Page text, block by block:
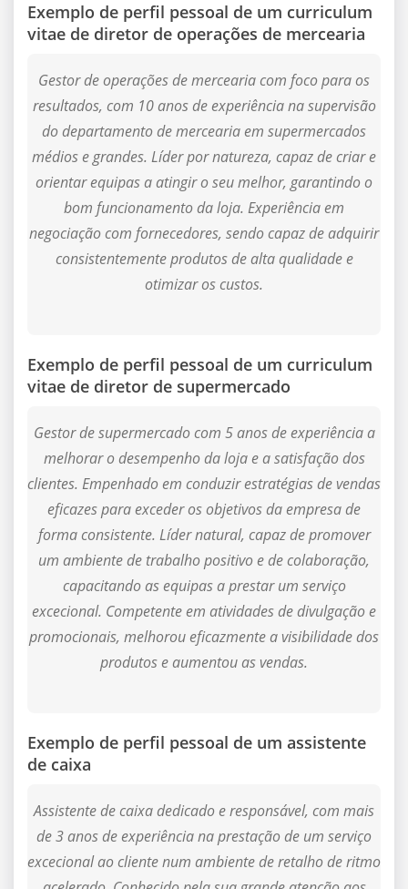
Exemplo de perfil pessoal de um curriculum
vitae de diretor de operações de mercearia
Gestor de operações de mercearia com foco para os
resultados, com 10 anos de experiência na supervisão
do departamento de mercearia em supermercados
médios e grandes. Líder por natureza, capaz de criar e
orientar equipas a atingir o seu melhor, garantindo o
bom funcionamento da loja. Experiência em
negociação com fornecedores, sendo capaz de adquirir
consistentemente produtos de alta qualidade e
otimizar os custos.
Exemplo de perfil pessoal de um curriculum
vitae de diretor de supermercado
Gestor de supermercado com 5 anos de experiência a
melhorar o desempenho da loja e a satisfação dos
clientes. Empenhado em conduzir estratégias de vendas
eficazes para exceder os objetivos da empresa de
forma consistente. Líder natural, capaz de promover
um ambiente de trabalho positivo e de colaboração,
capacitando as equipas a prestar um serviço
excecional. Competente em atividades de divulgação e
promocionais, melhorou eficazmente a visibilidade dos
produtos e aumentou as vendas.
Exemplo de perfil pessoal de um assistente
de caixa
Assistente de caixa dedicado e responsável, com mais
de 3 anos de experiência na prestação de um serviço
excecional ao cliente num ambiente de retalho de ritmo